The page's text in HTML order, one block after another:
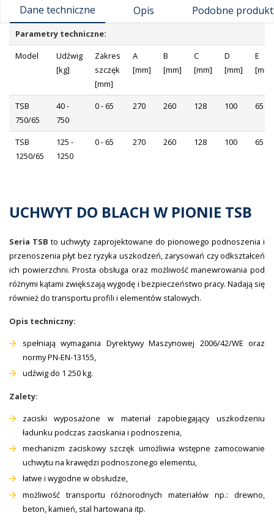
Dane techniczne Opis Podobne
Parametry techniczne:
Model
Udźwig
[kg]
Zakres
szczęk
[mm]
A
[mm]
B
[mm]
C
[mm]
D
[mm]
E
[mm]
TSB
750/65
40 -
750
0 - 65 270 260 128 100 65
TSB
1250/65
125 -
1250
0 - 65 270 260 128 100 65
UCHWYT DO BLACH W PIONIE TSB
Seria TSB to uchwyty zaprojektowane do pionowego podnoszenia i
przenoszenia płyt bez ryzyka uszkodzeń, zarysowań czy odkształceń
ich powierzchni. Prosta obsługa oraz możliwość manewrowania pod
różnymi kątami zwiększają wygodę i bezpieczeństwo pracy. Nadają się
również do transportu profili i elementów stalowych.
Opis techniczny:
spełniają wymagania Dyrektywy Maszynowej 2006/42/WE oraz
normy PN-EN-13155,
udźwig do 1 250 kg.
Zalety:
zaciski wyposażone w materiał zapobiegający uszkodzeniu
ładunku podczas zaciskania i podnoszenia,
mechanizm zaciskowy szczęk umożliwia wstępne zamocowanie
uchwytu na krawędzi podnoszonego elementu,
łatwe i wygodne w obsłudze,
możliwość transportu różnorodnych materiałów np.: drewno,
beton, kamień, stal hartowana itp.